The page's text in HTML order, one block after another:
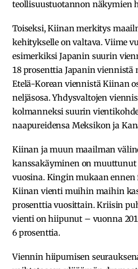
teollisuustuotannon näkymien
Toiseksi, Kiinan merkitys
kehitykselle on valtava. Viime
esimerkiksi Japanin suurin
18 prosenttia Japanin viennistä
Etelä-Korean viennistä Kiinan
neljäsosa. Yhdysvaltojen
kolmanneksi suurin
naapureidensa Meksikon ja
Kiinan ja muun maailman
kanssakäyminen on
vuosina. Kingin mukaan
Kiinan vienti muihin maihin
prosenttia vuosittain. Kriisin
vienti on hiipunut – vuonna
6 prosenttia.
Viennin hiipumisen